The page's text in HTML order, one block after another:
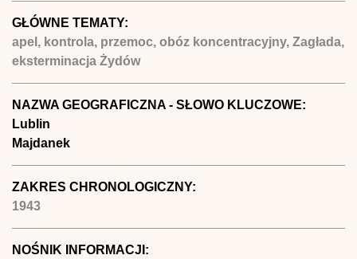
GŁÓWNE TEMATY:
apel, kontrola, przemoc, obóz koncentracyjny, Zagłada,
eksterminacja Żydów
NAZWA GEOGRAFICZNA - SŁOWO KLUCZOWE:
Lublin
Majdanek
ZAKRES CHRONOLOGICZNY:
1943
NOŚNIK INFORMACJI: